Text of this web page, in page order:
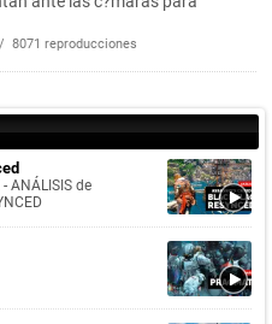
8071 reproducciones
ANÁLISIS de